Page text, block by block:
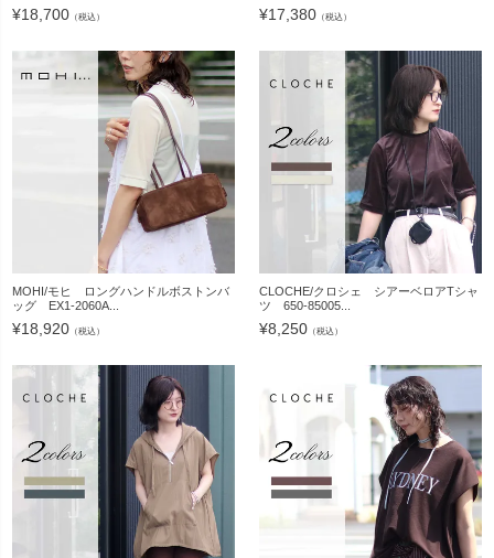
¥18,700 （税込） ¥17,380 （税込）
MOHI/モヒ ロングハンドルボストンバ
ッグ EX1-2060A...
¥18,920 （税込）
CLOCHE/クロシェ シアーベロアTシャ
ツ 650-85005...
¥8,250 （税込）